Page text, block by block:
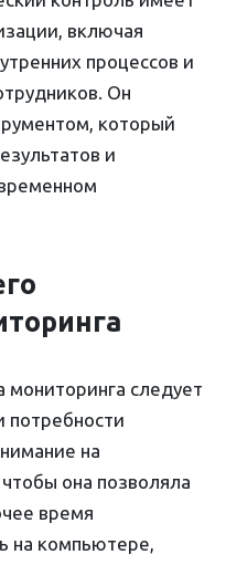
включая
процессов и
Он
который
и
следует
потребности
на
она позволяла
время
на компьютере,